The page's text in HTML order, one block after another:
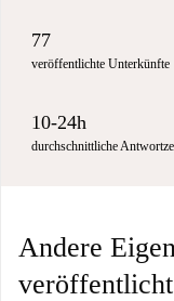
77
veröffentlichte Unterkünfte
10-24h
durchschnittliche
Andere